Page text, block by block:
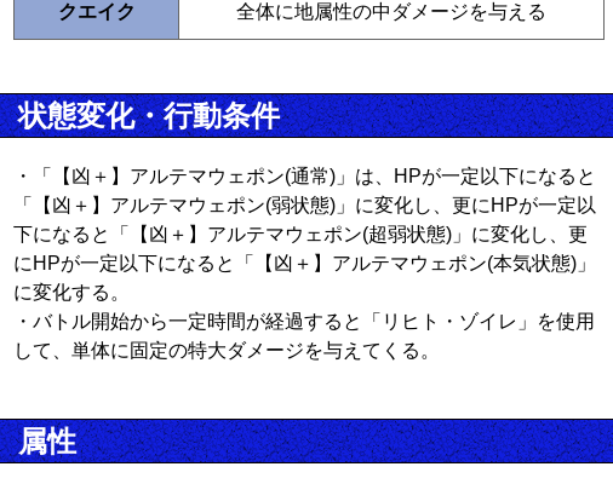
クエイク 全体に地属性の中ダメージを与える
状態変化・行動条件
・「【凶＋】アルテマウェポン(通常)」は、HPが一定以下になると
「【凶＋】アルテマウェポン(弱状態)」に変化し、更にHPが一定以
下になると「【凶＋】アルテマウェポン(超弱状態)」に変化し、更
にHPが一定以下になると「【凶＋】アルテマウェポン(本気状態)」
に変化する。
・バトル開始から一定時間が経過すると「リヒト・ゾイレ」を使用
して、単体に固定の特大ダメージを与えてくる。
属性